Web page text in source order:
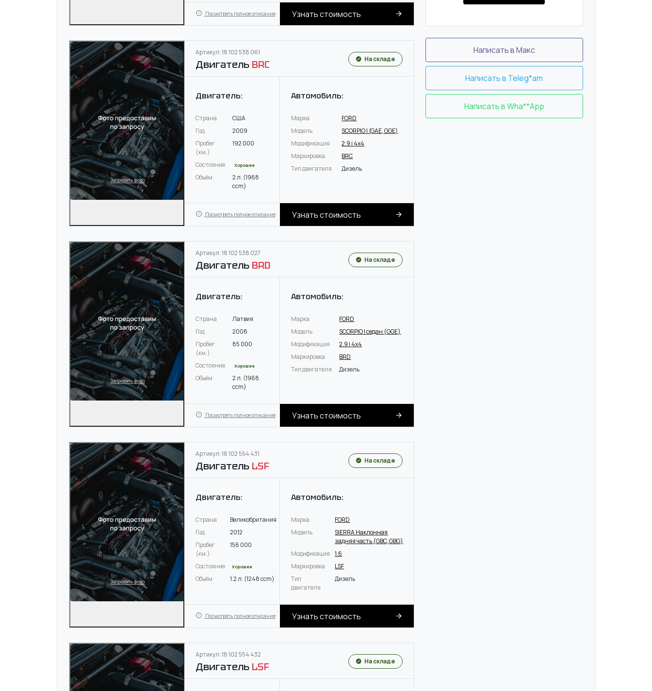
Посмотреть полное описание Узнать стоимость
Артикул: 18 102 538 061
Двигатель BRC На складе
Двигатель:
Страна
США
Год
2009
Пробег
(км.)
192 000
Состояние Хорошее
Объём
2 л. (1968
ccm)
Автомобиль:
Марка
FORD
Модель
SCORPIO I (GAE, GGE)
Модификация
2.9 i 4x4
Маркировка
BRC
Тип двигателя
Дизель
Посмотреть полное описание Узнать стоимость
Артикул: 18 102 538 027
Двигатель BRD На складе
Двигатель:
Страна
Латвия
Год
2008
Пробег
(км.)
85 000
Состояние Хорошее
Объём
2 л. (1968
ccm)
Автомобиль:
Марка
FORD
Модель
SCORPIO I седан (GGE)
Модификация
2.9 i 4x4
Маркировка
BRD
Тип двигателя
Дизель
Посмотреть полное описание Узнать стоимость
Артикул: 18 102 554 431
Двигатель LSF На складе
Двигатель:
Страна
Великобритания
Год
2012
Пробег
(км.)
156 000
Состояние Хорошее
Объём 1.2 л. (1248 ccm)
Автомобиль:
Марка
FORD
Модель
SIERRA Наклонная
задняя часть (GBC, GBG)
Модификация
1.6
Маркировка
LSF
Тип
двигателя
Дизель
Посмотреть полное описание Узнать стоимость
Артикул: 18 102 554 432
Двигатель LSF На складе
Написать в Макс
Написать в Teleg*am
Написать в Wha**App